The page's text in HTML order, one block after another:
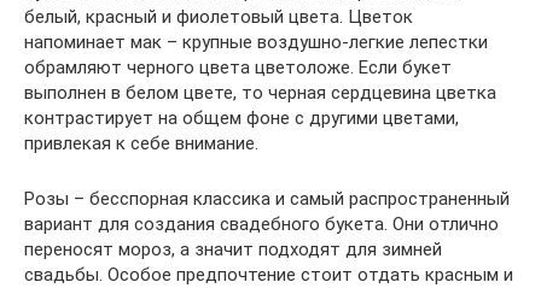
белый, красный и фиолетовый цвета. Цветок
напоминает мак – крупные воздушно-легкие лепестки
обрамляют черного цвета цветоложе. Если букет
выполнен в белом цвете, то черная сердцевина цветка
контрастирует на общем фоне с другими цветами,
привлекая к себе внимание.
Розы – бесспорная классика и самый распространенный
вариант для создания свадебного букета. Они отлично
переносят мороз, а значит подходят для зимней
свадьбы. Особое предпочтение стоит отдать красным и